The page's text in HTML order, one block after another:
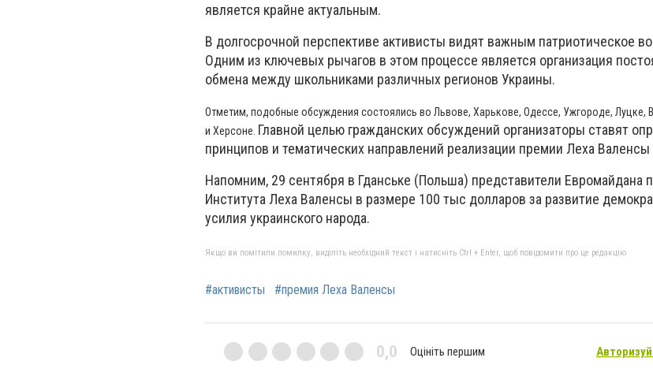
является крайне актуальным.
В долгосрочной перспективе активисты видят важным патриотическое
Одним из ключевых рычагов в этом процессе является организация
обмена между школьниками различных регионов Украины.
Отметим, подобные обсуждения состоялись во Львове, Харькове, Одессе, Ужгороде, Луцке,
и Херсоне. Главной целью гражданских обсуждений организаторы ставят
принципов и тематических направлений реализации премии Леха Валенсы
Напомним, 29 сентября в Гданське (Польша) представители Евромайдана
Института Леха Валенсы в размере 100 тыс долларов за развитие
усилия украинского народа.
Якщо ви помітили помилку, виділіть необхідний текст і натисніть Ctrl + Enter, щоб повідомити про це редакцію
#активисты #премия Леха Валенсы
0,0 Оцініть першим